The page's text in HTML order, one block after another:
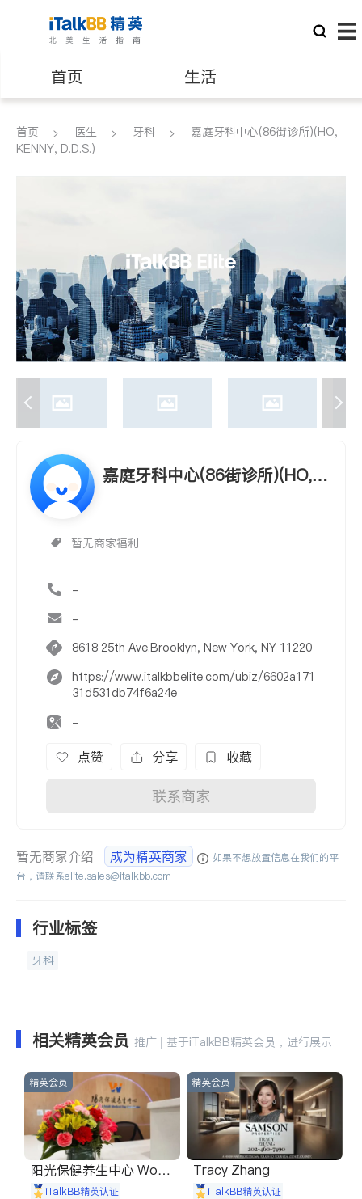
首页 生活
医生 律师
养老 非盈利组织
首页 医生 牙科
嘉庭牙科中心(86街诊所)(HO,
KENNY, D.D.S.)
嘉庭牙科中心(86街诊所)(HO, K
暂无商家福利
-
-
8618 25th Ave.Brooklyn, New York, NY 11220
https://www.italkbbelite.com/ubiz/6602a171
31d531db74f6a24e
-
点赞 分享 收藏
联系商家
暂无商家介绍 成为精英商家
如果不想放置信息在我们的平
台，请联系elite.sales@italkbb.com
行业标签
牙科
相关精英会员 推广 | 基于iTalkBB精英会员，进行展示
精英会员
阳光保健养生中心 World
shine
iTalkBB精英认证
精英会员
Tracy Zhang
iTalkBB精英认证